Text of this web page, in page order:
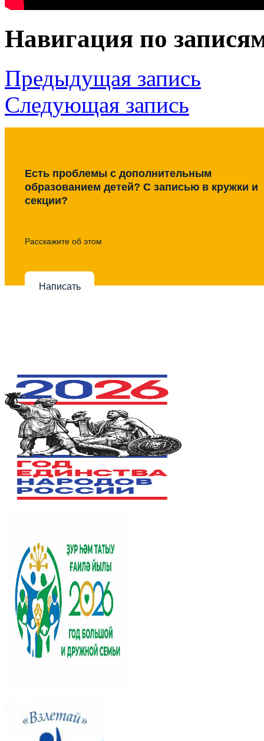
Навигация по
Предыдущая запись
Следующая запись
Есть проблемы с дополнительным
образованием детей? С записью в кружки и
секции?
Расскажите об этом
Написать